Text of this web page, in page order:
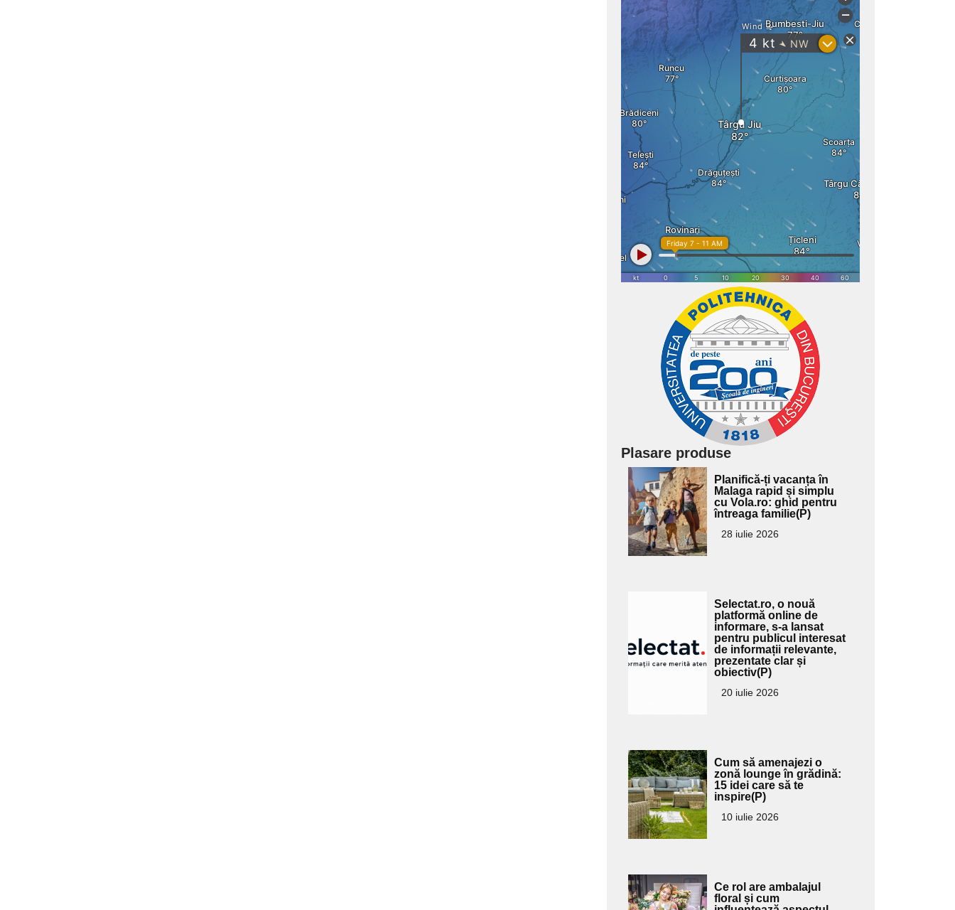
Plasare produse
Adaugă
aici textul
pentru
subtitlu
Planifică-ți vacanța în
Malaga rapid și simplu
cu Vola.ro: ghid pentru
întreaga familie(P)
28 iulie 2026
subtitlu
Selectat.ro, o nouă
platformă online de
informare, s-a lansat
pentru publicul interesat
de informații relevante,
prezentate clar și
obiectiv(P)
20 iulie 2026
Adaugă
aici textul
pentru
subtitlu
Cum să amenajezi o
zonă lounge în grădină:
15 idei care să te
inspire(P)
10 iulie 2026
Adaugă
aici textul
Ce rol are ambalajul
floral și cum